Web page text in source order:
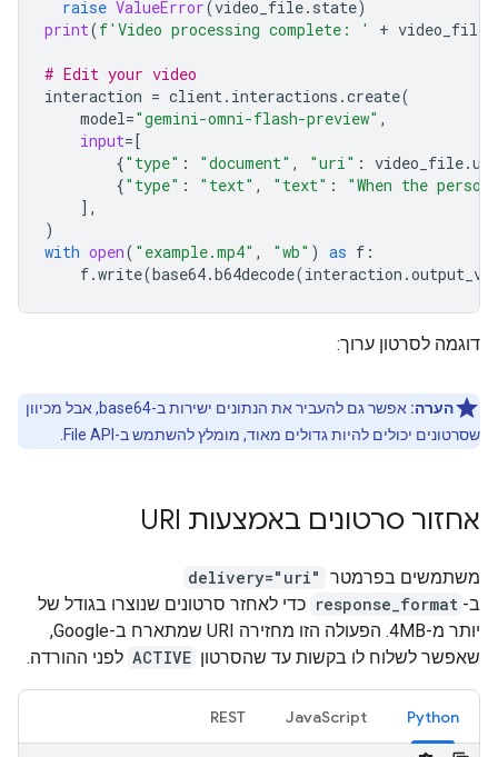
raise ValueError(video_file. state)
print(f'Video processing complete: ' + video_file
# Edit your video
interaction = client. interactions .create(
model="gemini-omni-flash-preview" ,
input=[
{"type" : "document" , "uri" : video_file.uri
{"type" : "text" , "text" :
"When the
],
)
with open( "example.mp4" , "wb" ) as f :
f.write(base64.b64decode(interaction .
דוגמה לסרטון ערוך:
הערה:
אפשר גם להעביר את הנתונים ישירות ב-base64, אבל מכיוון
שסרטונים יכולים להיות גדולים מאוד, מומלץ להשתמש ב-File API.
אחזור סרטונים באמצעות URI
משתמשים בפרמטר delivery="uri"
ב- response_format כדי לאחזר סרטונים שנוצרו בגודל של
יותר מ-4MB. הפעולה הזו מחזירה URI שמתארח ב-Google,
שאפשר לשלוח לו בקשות עד שהסרטון ACTIVE לפני ההורדה.
Python
JavaScript
REST